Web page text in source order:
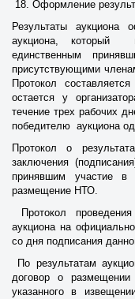
18. Оформление
Результаты аукциона
аукциона, который
единственным
присутствующими
Протокол
остается у
течение трех рабочих
победителю аукциона
Протокол о
заключения
принявшим участие в
размещение НТО.
Протокол
аукциона на
со дня подписания
По результатам
договор о
указанного в